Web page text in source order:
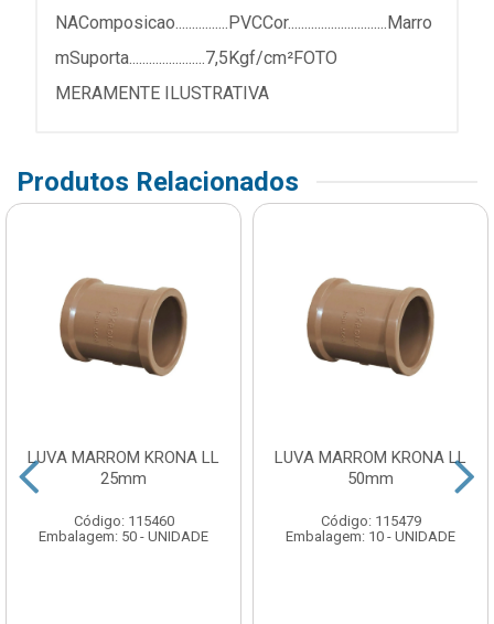
NAComposicao................PVCCor..............................Marro
mSuporta.......................7,5Kgf/cm²FOTO
MERAMENTE ILUSTRATIVA
Produtos Relacionados
LUVA MARROM KRONA LL
25mm
Código: 115460
Embalagem: 50 - UNIDADE
LUVA MARROM KRONA LL
50mm
Código: 115479
Embalagem: 10 - UNIDADE